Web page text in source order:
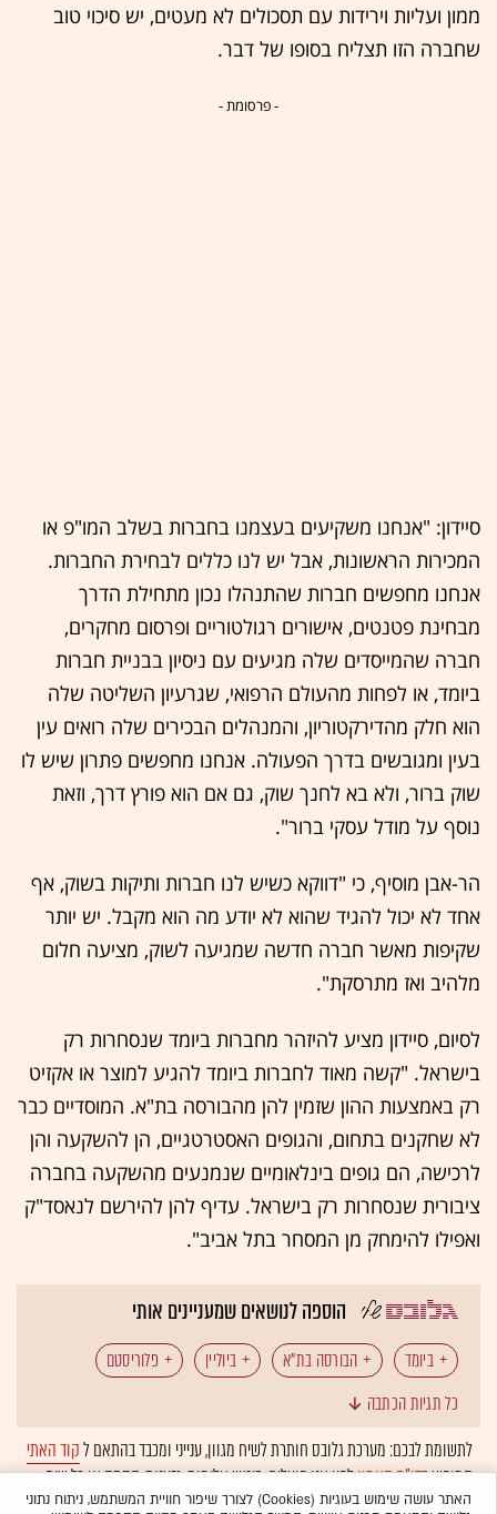
ממון ועליות וירידות עם תסכולים לא מעטים, יש סיכוי טוב
שחברה הזו תצליח בסופו של דבר.
- פרסומת -
סיידון: "אנחנו משקיעים בעצמנו בחברות בשלב המו"פ או
המכירות הראשונות, אבל יש לנו כללים לבחירת החברות.
אנחנו מחפשים חברות שהתנהלו נכון מתחילת הדרך
מבחינת פטנטים, אישורים רגולטוריים ופרסום מחקרים,
חברה שהמייסדים שלה מגיעים עם ניסיון בבניית חברות
ביומד, או לפחות מהעולם הרפואי, שגרעיון השליטה שלה
הוא חלק מהדירקטוריון, והמנהלים הבכירים שלה רואים עין
בעין ומגובשים בדרך הפעולה. אנחנו מחפשים פתרון שיש לו
שוק ברור, ולא בא לחנך שוק, גם אם הוא פורץ דרך, וזאת
נוסף על מודל עסקי ברור".
הר-אבן מוסיף, כי "דווקא כשיש לנו חברות ותיקות בשוק, אף
אחד לא יכול להגיד שהוא לא יודע מה הוא מקבל. יש יותר
שקיפות מאשר חברה חדשה שמגיעה לשוק, מציעה חלום
מלהיב ואז מתרסקת".
לסיום, סיידון מציע להיזהר מחברות ביומד שנסחרות רק
בישראל. "קשה מאוד לחברות ביומד להגיע למוצר או אקזיט
רק באמצעות ההון שזמין להן מהבורסה בת"א. המוסדיים כבר
לא שחקנים בתחום, והגופים האסטרטגיים, הן להשקעה והן
לרכישה, הם גופים בינלאומיים שנמנעים מהשקעה בחברה
ציבורית שנסחרות רק בישראל. עדיף להן להירשם לנאסד"ק
ואפילו להימחק מן המסחר בתל אביב".
הוספה לנושאים שמעניינים אותי
ביומד הבורסה בת"א ביוליין
פלוריסטם
כל תגיות הכתבה
לתשומת לבכם: מערכת גלובס חותרת לשיח מגוון, ענייני ומכבד בהתאם לקוד האתי
המופיעבדו"ח האמוןלפיו אנו פועלים. ביטויי אלימות, גזענות, הסתה או כל שיח
בלתי הולם אחר מסוננים בצורהאוטומטיתולא יפורסמו באתר.
האתר עושה שימוש בעוגיות (Cookies) לצורך שיפור חוויית המשתמש, ניתוח נתוני